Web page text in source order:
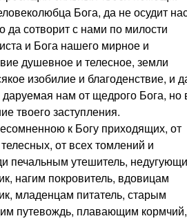
Бога, да не осудит
да сотворит с нами по милости
и Бога нашего мирное и
душевное и телесное, земли
изобилие и благоденствие, и
нам от щедрого Бога, но
твоего заступления.
к Богу приходящих, от
от всех томлений и
печальным утешитель,
нагим покровитель, вдовицам
младенцам питатель, старым
путевождь, плавающим